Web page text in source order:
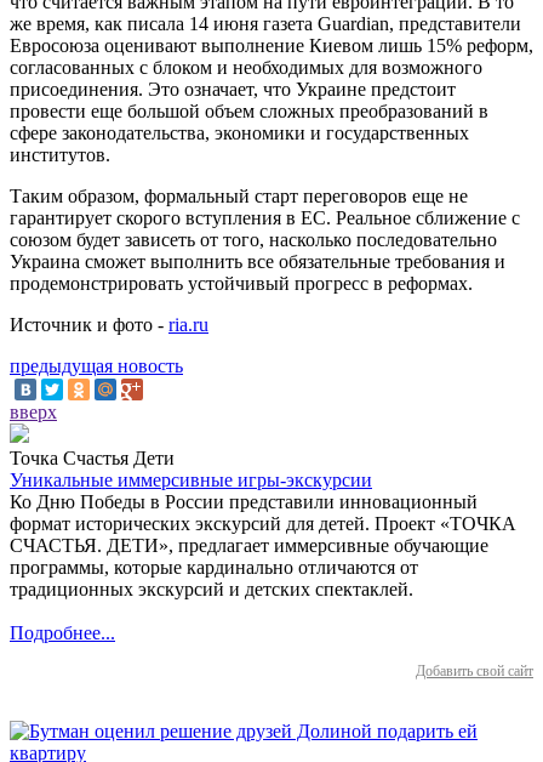
же время, как писала 14 июня газета Guardian, представители
Евросоюза оценивают выполнение Киевом лишь 15% реформ,
согласованных с блоком и необходимых для возможного
присоединения. Это означает, что Украине предстоит
провести еще большой объем сложных преобразований в
сфере законодательства, экономики и государственных
институтов.
Таким образом, формальный старт переговоров еще не
гарантирует скорого вступления в ЕС. Реальное сближение с
союзом будет зависеть от того, насколько последовательно
Украина сможет выполнить все обязательные требования и
продемонстрировать устойчивый прогресс в реформах.
Источник и фото - ria.ru
предыдущая новость
вверх
Точка Счастья Дети
Уникальные иммерсивные игры-экскурсии
Ко Дню Победы в России представили инновационный
формат исторических экскурсий для детей. Проект «ТОЧКА
СЧАСТЬЯ. ДЕТИ», предлагает иммерсивные обучающие
программы, которые кардинально отличаются от
традиционных экскурсий и детских спектаклей.
Подробнее...
Добавить свой сайт